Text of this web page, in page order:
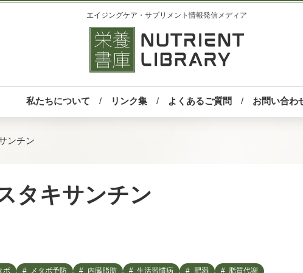
エイジングケア・サプリメント情報発信メディア
私たちについて リンク集 よくあるご質問 お問い合わ
ンチン
タキサンチン
ボ メタボ予防 内臓脂肪 生活習慣病 肥満 脂質代謝